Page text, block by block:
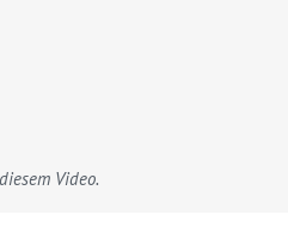
Video.